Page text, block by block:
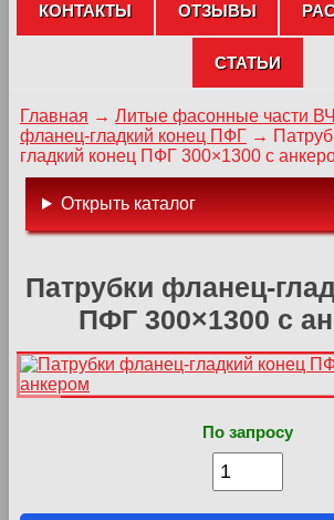
КОНТАКТЫ ОТЗЫВЫ
СТАТЬИ
Главная → Литые фасонные части
фланец-гладкий конец ПФГ →
гладкий конец ПФГ 300×1300 с
Патрубки фланец-
ПФГ 300×1300 с
По запросу
Открыть каталог